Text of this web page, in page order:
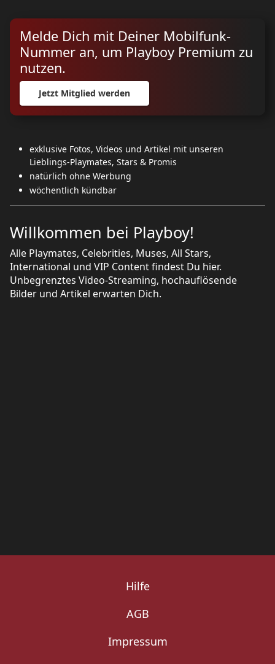
Melde Dich mit Deiner Mobilfunk-
Nummer an, um Playboy Premium zu
nutzen.
Jetzt Mitglied werden
exklusive Fotos, Videos und Artikel mit unseren
Lieblings-Playmates, Stars & Promis
natürlich ohne Werbung
wöchentlich kündbar
Willkommen bei Playboy!
Alle Playmates, Celebrities, Muses, All Stars,
International und VIP Content findest Du hier.
Unbegrenztes Video-Streaming, hochauflösende
Bilder und Artikel erwarten Dich.
Hilfe
AGB
Impressum